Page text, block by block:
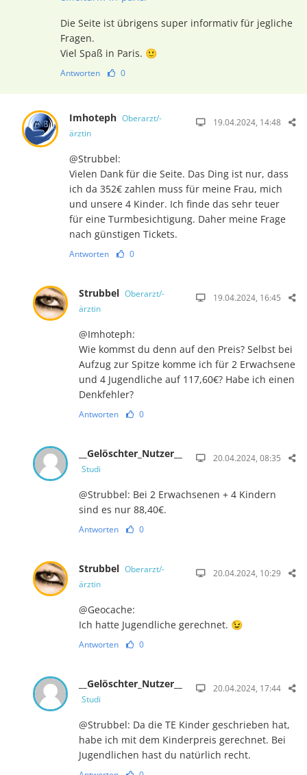
Die Seite ist übrigens super informativ für jegliche
Fragen.
Viel Spaß in Paris. 🙂
Antworten 0
Imhoteph Oberarzt/-
ärztin
19.04.2024, 14:48
@Strubbel:
Vielen Dank für die Seite. Das Ding ist nur, dass
ich da 352€ zahlen muss für meine Frau, mich
und unsere 4 Kinder. Ich finde das sehr teuer
für eine Turmbesichtigung. Daher meine Frage
nach günstigen Tickets.
Antworten 0
Strubbel Oberarzt/-
ärztin
19.04.2024, 16:45
@Imhoteph:
Wie kommst du denn auf den Preis? Selbst bei
Aufzug zur Spitze komme ich für 2 Erwachsene
und 4 Jugendliche auf 117,60€? Habe ich einen
Denkfehler?
Antworten 0
__Gelöschter_Nutzer__
Studi
20.04.2024, 08:35
@Strubbel: Bei 2 Erwachsenen + 4 Kindern
sind es nur 88,40€.
Antworten 0
Strubbel Oberarzt/-
ärztin
20.04.2024, 10:29
@Geocache:
Ich hatte Jugendliche gerechnet. 😉
Antworten 0
__Gelöschter_Nutzer__
Studi
20.04.2024, 17:44
@Strubbel: Da die TE Kinder geschrieben hat,
habe ich mit dem Kinderpreis gerechnet. Bei
Jugendlichen hast du natürlich recht.